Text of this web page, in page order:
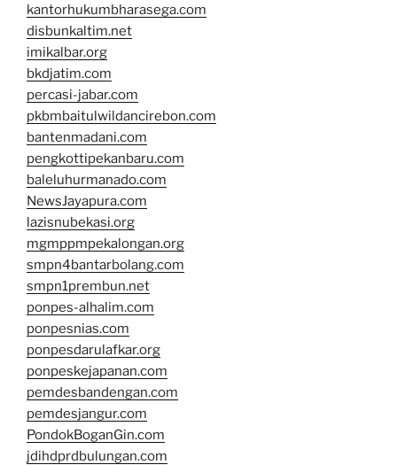
kantorhukumbharasega.com
disbunkaltim.net
imikalbar.org
bkdjatim.com
percasi-jabar.com
pkbmbaitulwildancirebon.com
bantenmadani.com
pengkottipekanbaru.com
baleluhurmanado.com
NewsJayapura.com
lazisnubekasi.org
mgmppmpekalongan.org
smpn4bantarbolang.com
smpn1prembun.net
ponpes-alhalim.com
ponpesnias.com
ponpesdarulafkar.org
ponpeskejapanan.com
pemdesbandengan.com
pemdesjangur.com
PondokBoganGin.com
jdihdprdbulungan.com